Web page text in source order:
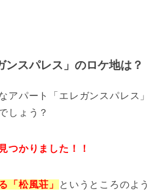
ンスパレス」のロケ地は？
アパート「エレガンスパレス」
しょう？
つかりました！！
「松風荘」
というところのよう